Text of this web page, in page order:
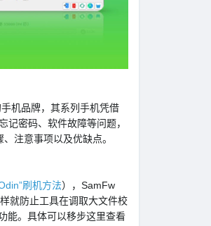
机品牌，其系列手机凭借
密码、软件故障等问题，
注意事项以及优缺点。
刷机方法），SamFw
就防止工具在调取大文件校
能。具体可以移步这里查看